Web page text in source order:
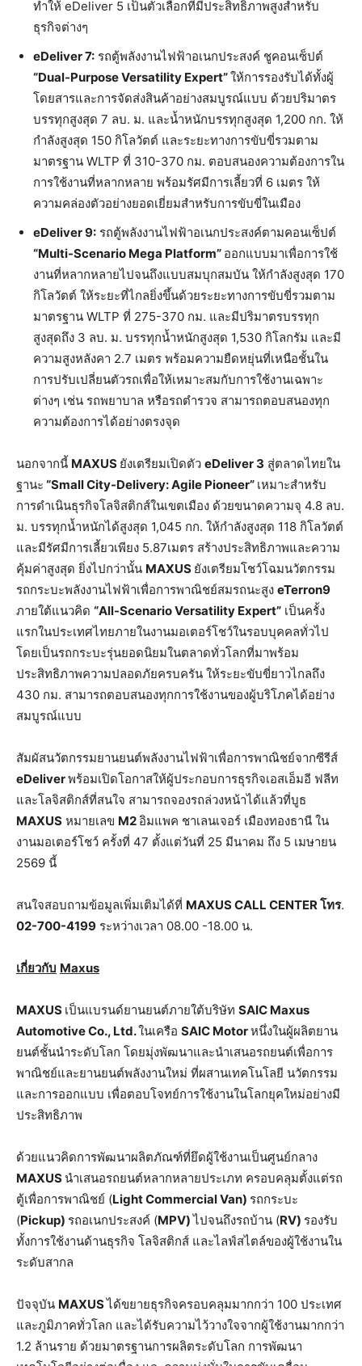
ทำให้ eDeliver 5 เป็นตัวเลือกที่มีประสิทธิภาพสูงสำหรับ
ธุรกิจต่างๆ
eDeliver 7: รถตู้พลังงานไฟฟ้าอเนกประสงค์ ชูคอนเซ็ปต์
“Dual-Purpose Versatility Expert”ให้การรองรับได้ทั้งผู้
โดยสารและการจัดส่งสินค้าอย่างสมบูรณ์แบบ ด้วยปริมาตร
บรรทุกสูงสุด 7 ลบ. ม. และน้ำหนักบรรทุกสูงสุด 1,200 กก. ให้
กำลังสูงสุด 150 กิโลวัตต์ และระยะทางการขับขี่รวมตาม
มาตรฐาน WLTP ที่ 310-370 กม. ตอบสนองความต้องการใน
การใช้งานที่หลากหลาย พร้อมรัศมีการเลี้ยวที่ 6 เมตร ให้
ความคล่องตัวอย่างยอดเยี่ยมสำหรับการขับขี่ในเมือง
eDeliver 9: รถตู้พลังงานไฟฟ้าอเนกประสงค์ตามคอนเซ็ปต์
“Multi-Scenario Mega Platform” ออกแบบมาเพื่อการใช้
งานที่หลากหลายไปจนถึงแบบสมบุกสมบัน ให้กำลังสูงสุด 170
กิโลวัตต์ ให้ระยะที่ไกลยิ่งขึ้นด้วยระยะทางการขับขี่รวมตาม
มาตรฐาน WLTP ที่ 275-370 กม. และมีปริมาตรบรรทุก
สูงสุดถึง 3 ลบ. ม. บรรทุกน้ำหนักสูงสุด 1,530 กิโลกรัม และมี
ความสูงหลังคา 2.7 เมตร พร้อมความยืดหยุ่นที่เหนือชั้นใน
การปรับเปลี่ยนตัวรถเพื่อให้เหมาะสมกับการใช้งานเฉพาะ
ต่างๆ เช่น รถพยาบาล หรือรถตำรวจ สามารถตอบสนองทุก
ความต้องการได้อย่างตรงจุด
นอกจากนี้ MAXUS ยังเตรียมเปิดตัว eDeliver 3 สู่ตลาดไทยใน
ฐานะ “Small City-Delivery: Agile Pioneer” เหมาะสำหรับ
การดำเนินธุรกิจโลจิสติกส์ในเขตเมือง ด้วยขนาดความจุ 4.8 ลบ.
ม. บรรทุกน้ำหนักได้สูงสุด 1,045 กก. ให้กำลังสูงสุด 118 กิโลวัตต์
และมีรัศมีการเลี้ยวเพียง 5.87เมตร สร้างประสิทธิภาพและความ
คุ้มค่าสูงสุด ยิ่งไปกว่านั้น MAXUS ยังเตรียมโชว์โฉมนวัตกรรม
รถกระบะพลังงานไฟฟ้าเพื่อการพาณิชย์สมรถนะสูง eTerron9
ภายใต้แนวคิด “All-Scenario Versatility Expert” เป็นครั้ง
แรกในประเทศไทยภายในงานมอเตอร์โชว์ในรอบบุคคลทั่วไป
โดยเป็นรถกระบะรุ่นยอดนิยมในตลาดทั่วโลกที่มาพร้อม
ประสิทธิภาพความปลอดภัยครบครัน ให้ระยะขับขี่ยาวไกลถึง
430 กม. สามารถตอบสนองทุกการใช้งานของผู้บริโภคได้อย่าง
สมบูรณ์แบบ
สัมผัสนวัตกรรมยานยนต์พลังงานไฟฟ้าเพื่อการพาณิชย์จากซีรีส์
eDeliverพร้อมเปิดโอกาสให้ผู้ประกอบการธุรกิจเอสเอ็มอี ฟลีท
และโลจิสติกส์ที่สนใจ สามารถจองรถล่วงหน้าได้แล้วที่บูธ
MAXUS หมายเลข M2 อิมแพค ชาเลนเจอร์ เมืองทองธานี ใน
งานมอเตอร์โชว์ ครั้งที่ 47 ตั้งแต่วันที่ 25 มีนาคม ถึง 5 เมษายน
2569 นี้
สนใจสอบถามข้อมูลเพิ่มเติมได้ที่ MAXUS CALL CENTER โทร.
02-700-4199 ระหว่างเวลา 08.00 -18.00 น.
เกี่ยวกับ Maxus
MAXUS เป็นแบรนด์ยานยนต์ภายใต้บริษัท SAIC Maxus
Automotive Co., Ltd.ในเครือ SAIC Motorหนึ่งในผู้ผลิตยาน
ยนต์ชั้นนำระดับโลก โดยมุ่งพัฒนาและนำเสนอรถยนต์เพื่อการ
พาณิชย์และยานยนต์พลังงานใหม่ ที่ผสานเทคโนโลยี นวัตกรรม
และการออกแบบ เพื่อตอบโจทย์การใช้งานในโลกยุคใหม่อย่างมี
ประสิทธิภาพ
ด้วยแนวคิดการพัฒนาผลิตภัณฑ์ที่ยึดผู้ใช้งานเป็นศูนย์กลาง
MAXUSนำเสนอรถยนต์หลากหลายประเภท ครอบคลุมตั้งแต่รถ
ตู้เพื่อการพาณิชย์ (Light Commercial Van) รถกระบะ
(Pickup) รถอเนกประสงค์ (MPV)ไปจนถึงรถบ้าน (RV) รองรับ
ทั้งการใช้งานด้านธุรกิจ โลจิสติกส์ และไลฟ์สไตล์ของผู้ใช้งานใน
ระดับสากล
ปัจจุบัน MAXUSได้ขยายธุรกิจครอบคลุมมากกว่า 100 ประเทศ
และภูมิภาคทั่วโลก และได้รับความไว้วางใจจากผู้ใช้งานมากกว่า
1.2 ล้านราย ด้วยมาตรฐานการผลิตระดับโลก การพัฒนา